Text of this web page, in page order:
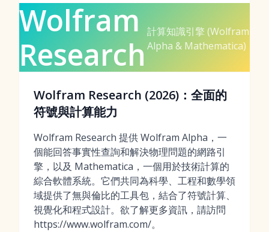
Wolfram
Research
計算知識引擎 (Wolfram
Alpha & Mathematica)
Wolfram Research (2026)：全面的
符號與計算能力
Wolfram Research 提供 Wolfram Alpha，一
個能回答事實性查詢和解決物理問題的網路引
擎，以及 Mathematica，一個用於技術計算的
綜合軟體系統。它們共同為科學、工程和數學領
域提供了無與倫比的工具包，結合了符號計算、
視覺化和程式設計。欲了解更多資訊，請訪問
https://www.wolfram.com/。